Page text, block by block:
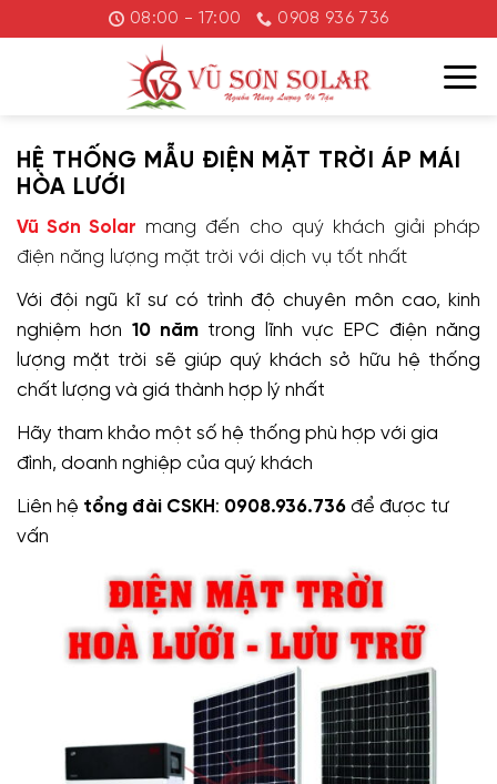
đến
08:00 - 17:00 0908 936 736
HỆ THỐNG MẪU ĐIỆN MẶT TRỜI ÁP MÁI
HÒA LƯỚI
Vũ Sơn Solar mang đến cho quý khách giải pháp
điện năng lượng mặt trời với dịch vụ tốt nhất
Với đội ngũ kĩ sư có trình độ chuyên môn cao, kinh
nghiệm hơn 10 năm trong lĩnh vực EPC điện năng
lượng mặt trời sẽ giúp quý khách sở hữu hệ thống
chất lượng và giá thành hợp lý nhất
Hãy tham khảo một số hệ thống phù hợp với gia
đình, doanh nghiệp của quý khách
Liên hệ tổng đài CSKH : 0908.936.736 để được tư
vấn